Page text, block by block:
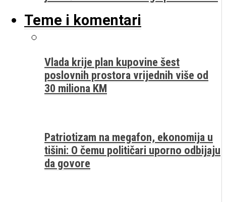
Teme i komentari
Vlada krije plan kupovine šest
poslovnih prostora vrijednih više od
30 miliona KM
Patriotizam na megafon, ekonomija u
tišini: O čemu političari uporno odbijaju
da govore